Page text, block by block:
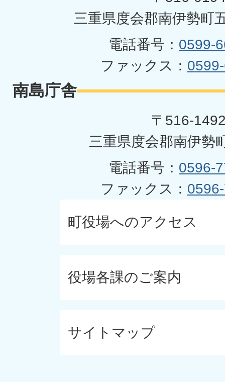
三重県度会郡南伊勢町
電話番号： 0599-
ファックス：
南島庁舎
〒516-
三重県度会郡南伊勢
電話番号： 0596-
ファックス：
町役場へのアクセス
役場各課のご案内
サイトマップ